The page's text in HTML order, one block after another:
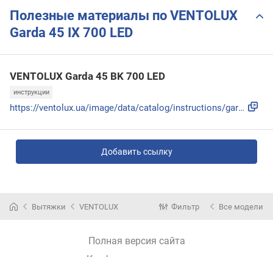
Полезные материалы по VENTOLUX
Garda 45 IX 700 LED
VENTOLUX Garda 45 BK 700 LED
инструкции
https://ventolux.ua/image/data/catalog/instructions/garda_4...
Добавить ссылку
Вытяжки VENTOLUX Фильтр Все модели
Полная версия сайта